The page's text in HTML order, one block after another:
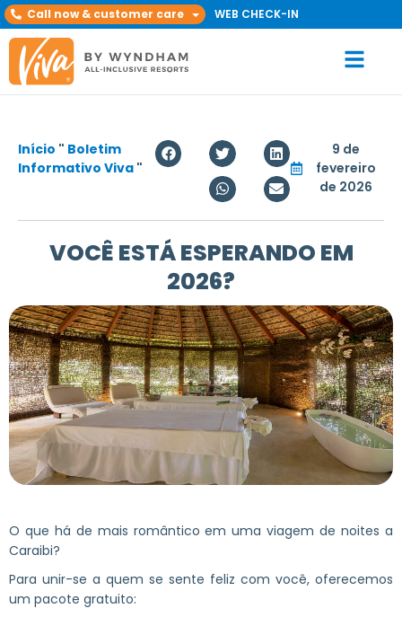
Call now & customer care WEB CHECK-IN
Início " Boletim
Informativo Viva "
9 de
fevereiro
de 2026
VOCÊ ESTÁ ESPERANDO EM
2026?
O que há de mais romântico em uma viagem de noites a
Caraibi?
Para unir-se a quem se sente feliz com você, oferecemos
um pacote gratuito: